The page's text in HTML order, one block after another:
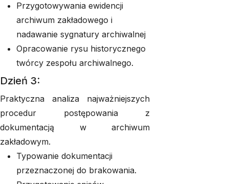
Przygotowywania ewidencji
archiwum zakładowego i
nadawanie sygnatury archiwalnej
Opracowanie rysu historycznego
twórcy zespołu archiwalnego.
Dzień 3:
Praktyczna analiza najważniejszych
procedur postępowania z
dokumentacją w archiwum
zakładowym.
Typowanie dokumentacji
przeznaczonej do brakowania.